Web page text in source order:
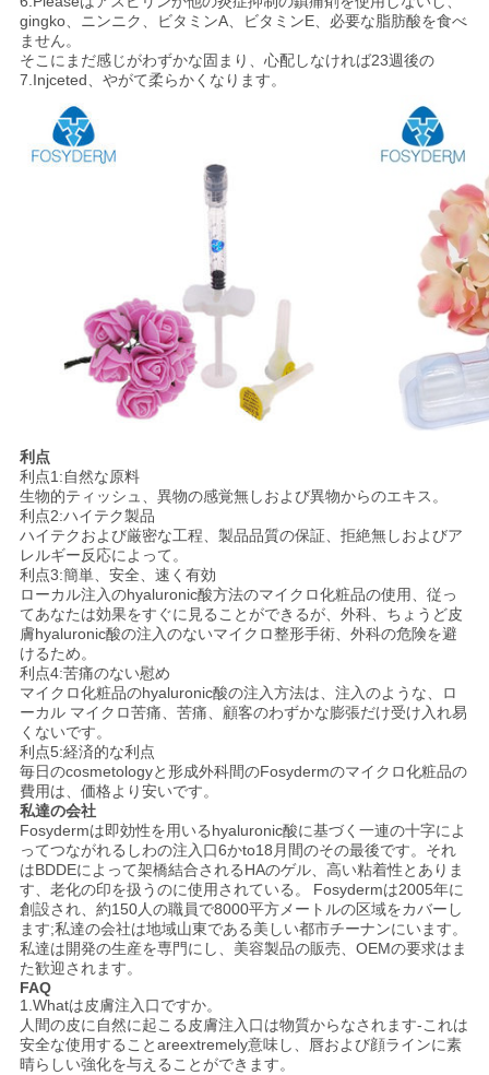
gingko、ニンニク、ビタミンA、ビタミンE、必要な脂肪酸を食べ
ません。
そこにまだ感じがわずかな固まり、心配しなければ23週後の
7.Injceted、やがて柔らかくなります。
利点
利点1:自然な原料
生物的ティッシュ、異物の感覚無しおよび異物からのエキス。
利点2:ハイテク製品
ハイテクおよび厳密な工程、製品品質の保証、拒絶無しおよびア
レルギー反応によって。
利点3:簡単、安全、速く有効
ローカル注入のhyaluronic酸方法のマイクロ化粧品の使用、従っ
てあなたは効果をすぐに見ることができるが、外科、ちょうど皮
膚hyaluronic酸の注入のないマイクロ整形手術、外科の危険を避
けるため。
利点4:苦痛のない慰め
マイクロ化粧品のhyaluronic酸の注入方法は、注入のような、ロ
ーカル マイクロ苦痛、苦痛、顧客のわずかな膨張だけ受け入れ易
くないです。
利点5:経済的な利点
毎日のcosmetologyと形成外科間のFosydermのマイクロ化粧品の
費用は、価格より安いです。
私達の会社
Fosydermは即効性を用いるhyaluronic酸に基づく一連の十字によ
ってつながれるしわの注入口6かto18月間のその最後です。それ
はBDDEによって架橋結合されるHAのゲル、高い粘着性とありま
す、老化の印を扱うのに使用されている。
Fosydermは2005年に
創設され、約150人の職員で8000平方メートルの区域をカバーし
ます;私達の会社は地域山東である美しい都市チーナンにいます。
私達は開発の生産を専門にし、美容製品の販売、OEMの要求はま
た歓迎されます。
FAQ
1.Whatは皮膚注入口ですか。
人間の皮に自然に起こる皮膚注入口は物質からなされます-これは
安全な使用することareextremely意味し、唇および顔ラインに素
晴らしい強化を与えることができます。